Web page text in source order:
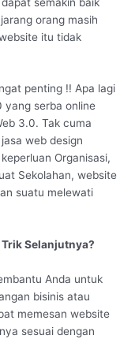
orang masih
itu tidak
penting !! Apa lagi
yang serba online
3.0. Tak cuma
web design
Organisasi,
Sekolahan, website
suatu melewati
Selanjutnya?
Anda untuk
bisinis atau
memesan website
sesuai dengan